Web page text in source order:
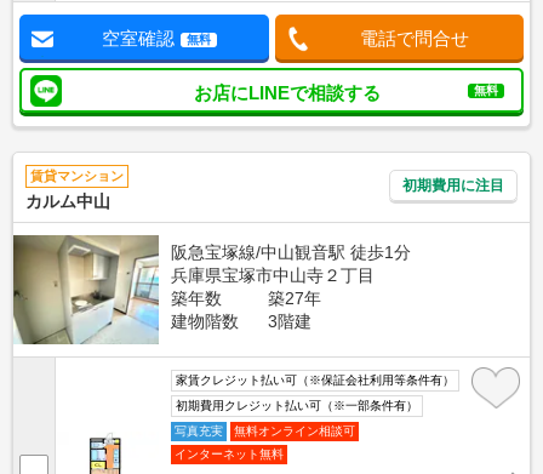
空室確認 無料 電話で問合せ
お店にLINEで相談する 無料
賃貸マンション
カルム中山
初期費用に注目
阪急宝塚線/中山観音駅 徒歩1分
兵庫県宝塚市中山寺２丁目
築年数
築27年
建物階数
3階建
家賃クレジット払い可（※保証会社利用等条件有）
初期費用クレジット払い可（※一部条件有）
写真充実
無料オンライン相談可
インターネット無料